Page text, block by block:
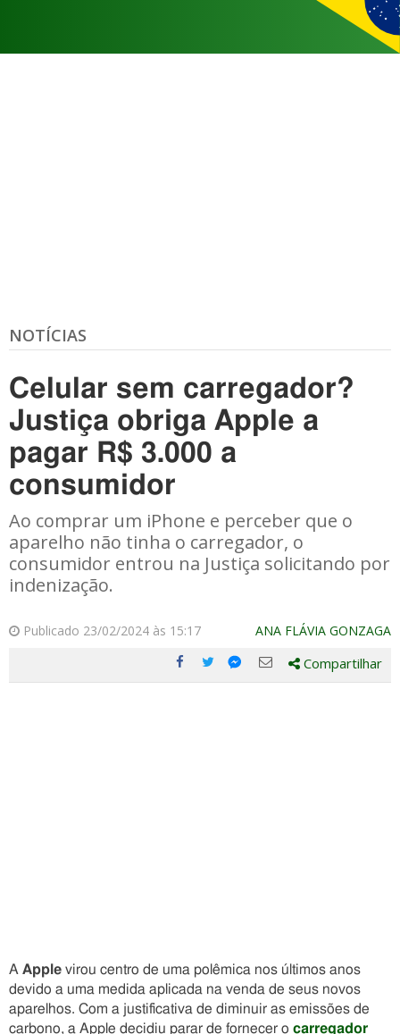
NOTÍCIAS
Celular sem carregador?
Justiça obriga Apple a
pagar R$ 3.000 a
consumidor
Ao comprar um iPhone e perceber que o
aparelho não tinha o carregador, o
consumidor entrou na Justiça solicitando por
indenização.
Publicado 23/02/2024 às 15:17 ANA FLÁVIA GONZAGA
Compartilhe
Compartilhe
Compartilhe
Compartilhe
Compartilhar
A Apple virou centro de uma polêmica nos últimos anos
devido a uma medida aplicada na venda de seus novos
aparelhos. Com a justificativa de diminuir as emissões de
carbono, a Apple decidiu parar de fornecer o carregador